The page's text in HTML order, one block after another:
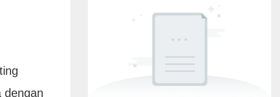
dengan